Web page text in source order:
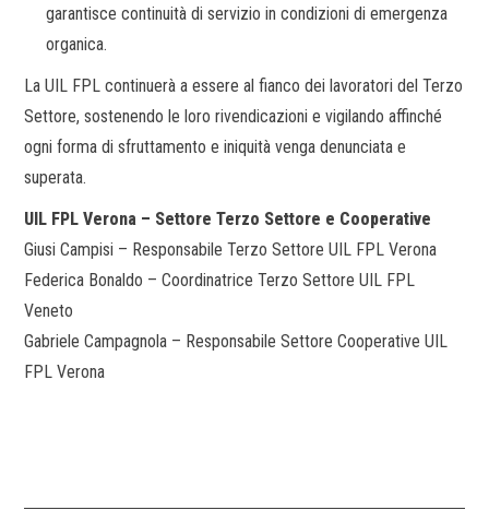
garantisce continuità di servizio in condizioni di emergenza
organica.
La UIL FPL continuerà a essere al fianco dei lavoratori del Terzo
Settore, sostenendo le loro rivendicazioni e vigilando affinché
ogni forma di sfruttamento e iniquità venga denunciata e
superata.
UIL FPL Verona – Settore Terzo Settore e Cooperative
Giusi Campisi – Responsabile Terzo Settore UIL FPL Verona
Federica Bonaldo – Coordinatrice Terzo Settore UIL FPL
Veneto
Gabriele Campagnola – Responsabile Settore Cooperative UIL
FPL Verona